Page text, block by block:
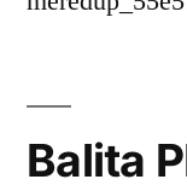
Balita